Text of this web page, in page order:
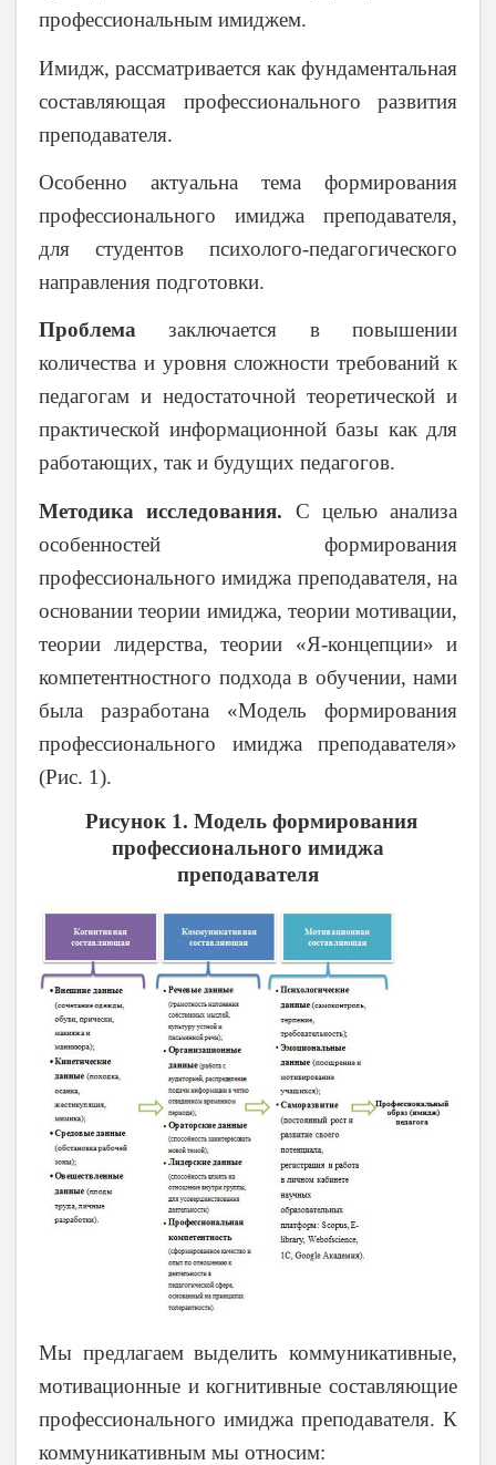
профессиональным имиджем.
Имидж, рассматривается как фундаментальная
составляющая профессионального развития
преподавателя.
Особенно актуальна тема формирования
профессионального имиджа преподавателя,
для студентов психолого-педагогического
направления подготовки.
Проблемазаключается в повышении
количества и уровня сложности требований к
педагогам и недостаточной теоретической и
практической информационной базы как для
работающих, так и будущих педагогов.
Методика исследования. С целью анализа
особенностей формирования
профессионального имиджа преподавателя, на
основании теории имиджа, теории мотивации,
теории лидерства, теории «Я-концепции» и
компетентностного подхода в обучении, нами
была разработана «Модель формирования
профессионального имиджа преподавателя»
(Рис. 1).
Рисунок 1. Модель формирования
профессионального имиджа
преподавателя
Мы предлагаем выделить коммуникативные,
мотивационные и когнитивные составляющие
профессионального имиджа преподавателя. К
коммуникативным мы относим: